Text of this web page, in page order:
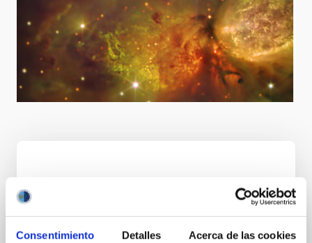
Consentimiento Detalles Acerca de las cookies